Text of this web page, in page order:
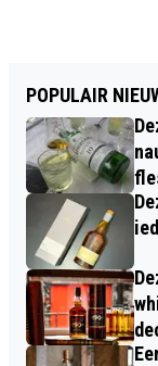
POPULAIR